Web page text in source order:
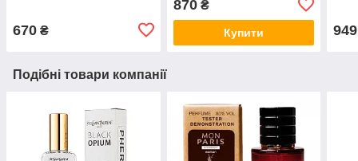
670 ₴
870₴
Купити 949
Подібні товари компанії